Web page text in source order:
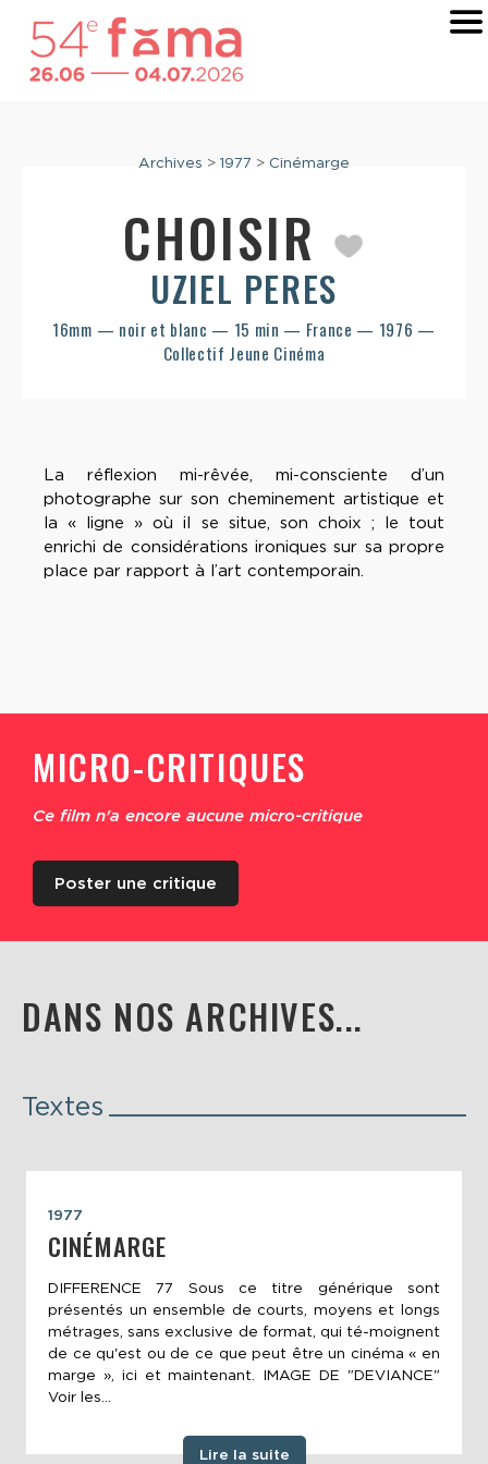
Archives > 1977 > Cinémarge
CHOISIR
UZIEL PERES
16mm — noir et blanc — 15 min — France — 1976 —
Collectif Jeune Cinéma
La réflexion mi-rêvée, mi-consciente d’un
photographe sur son cheminement artistique et
la « ligne » où il se situe, son choix ; le tout
enrichi de considérations ironiques sur sa propre
place par rapport à l’art contemporain.
MICRO-CRITIQUES
Ce film n'a encore aucune micro-critique
Poster une critique
DANS NOS ARCHIVES...
Textes
1977
CINÉMARGE
DIFFERENCE 77 Sous ce titre générique sont
présentés un ensemble de courts, moyens et longs
métrages, sans exclusive de format, qui té-moignent
de ce qu'est ou de ce que peut être un cinéma « en
marge », ici et maintenant. IMAGE DE "DEVIANCE"
Voir les...
Lire la suite